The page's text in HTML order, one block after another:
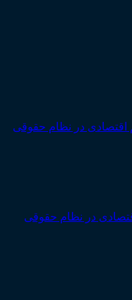
در نظام حقوقی